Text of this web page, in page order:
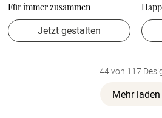
Für immer zusammen
Jetzt gestalten
44 von 117
Mehr laden